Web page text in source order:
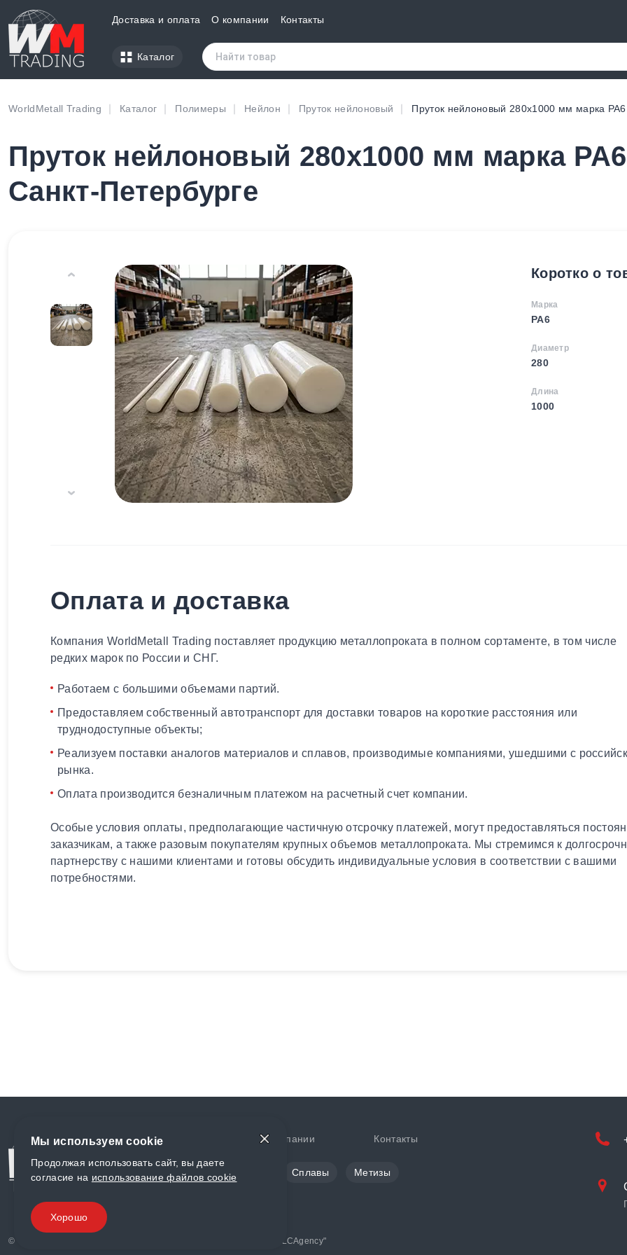
Доставка и оплата О компании Контакты
Каталог
WorldMetall Trading Каталог Полимеры Нейлон Пруток нейлоновый Пруток нейлоновый 280х1000 мм марка PA6
Пруток нейлоновый 280х1000 мм марка
Санкт-Петербурге
Коротко о
Марка
PA6
Диаметр
280
Длина
1000
Оплата и доставка
Компания WorldMetall Trading поставляет продукцию металлопроката в полном сортаменте, в том числе
редких марок по России и СНГ.
Работаем с большими объемами партий.
Предоставляем собственный автотранспорт для доставки товаров на короткие расстояния или
труднодоступные объекты;
Реализуем поставки аналогов материалов и сплавов, производимые компаниями, ушедшими с
рынка.
Оплата производится безналичным платежом на расчетный счет компании.
Особые условия оплаты, предполагающие частичную отсрочку платежей, могут предоставляться
заказчикам, а также разовым покупателям крупных объемов металлопроката. Мы стремимся к
партнерству с нашими клиентами и готовы обсудить индивидуальные условия в соответствии с вашими
потребностями.
Доставка и оплата О компании Контакты
Цветной металл Сплавы Метизы
© «World Metall» 2025, Разработка и комплексное продвижение " LCAgency"
Мы используем cookie
Продолжая использовать сайт, вы даете
согласие на использование файлов cookie
Хорошо